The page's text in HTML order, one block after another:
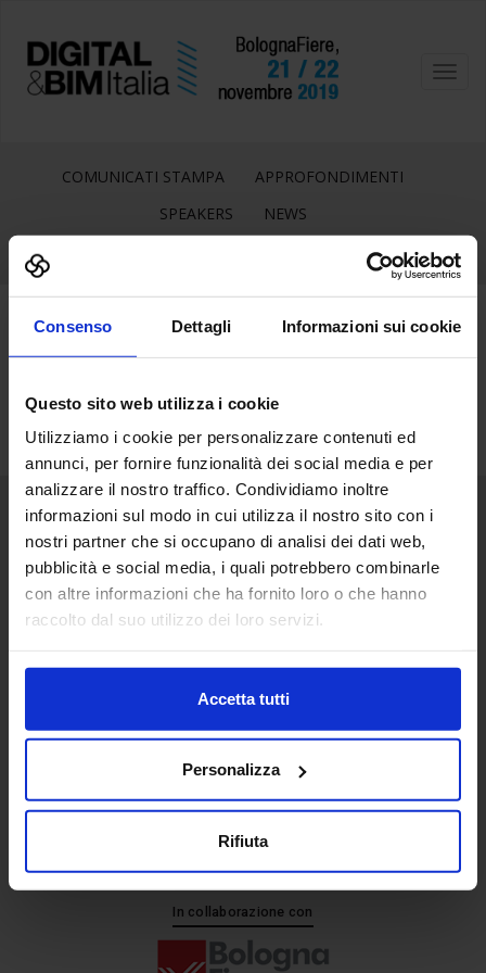
Consenso Dettagli Informazioni sui cookie
Questo sito web utilizza i cookie
Utilizziamo i cookie per personalizzare contenuti ed
annunci, per fornire funzionalità dei social media e per
analizzare il nostro traffico. Condividiamo inoltre
informazioni sul modo in cui utilizza il nostro sito con i
nostri partner che si occupano di analisi dei dati web,
pubblicità e social media, i quali potrebbero combinarle
con altre informazioni che ha fornito loro o che hanno
raccolto dal suo utilizzo dei loro servizi.
Accetta tutti
Personalizza
Rifiuta
COMUNICATI STAMPA
APPROFONDIMENTI
SPEAKERS
NEWS
Senaf srl
+ 39 051.325511
+ 39 02.332039460
In collaborazione con